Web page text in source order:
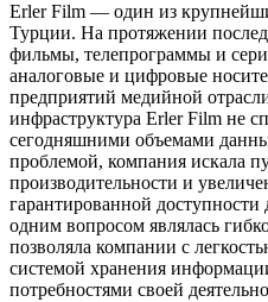
Erler Film — один из
Турции. На протяжении
фильмы, телепрограммы и
аналоговые и цифровые
предприятий медийной
инфраструктура Erler Film не
сегодняшними объемами
проблемой, компания искала
производительности и
гарантированной
одним вопросом являлась
позволяла компании с
системой хранения
потребностями своей